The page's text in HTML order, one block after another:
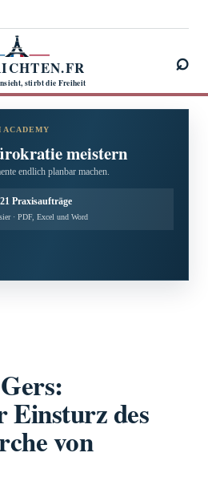
stirbt die Freiheit
⌕
ACADEMY
meistern
endlich planbar machen.
Praxisaufträge
· PDF, Excel und Word
Einsturz des
von